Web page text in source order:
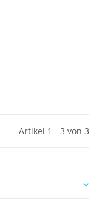
Artikel 1 - 3 von 3